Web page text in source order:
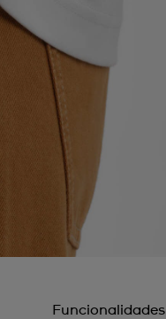
Funcionalidades